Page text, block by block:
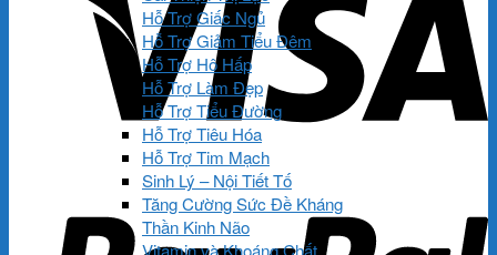
Hỗ Trợ Giấc Ngủ
Hỗ Trợ Giảm Tiểu Đêm
Hỗ Trợ Hô Hấp
Hỗ Trợ Làm Đẹp
Hỗ Trợ Tiểu Đường
Hỗ Trợ Tiêu Hóa
Hỗ Trợ Tim Mạch
Sinh Lý – Nội Tiết Tố
Tăng Cường Sức Đề Kháng
Thần Kinh Não
Vitamin và Khoáng Chất